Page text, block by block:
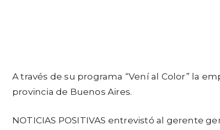
A través de su programa “Vení al Color” la
provincia de Buenos Aires.
NOTICIAS POSITIVAS entrevistó al gerente